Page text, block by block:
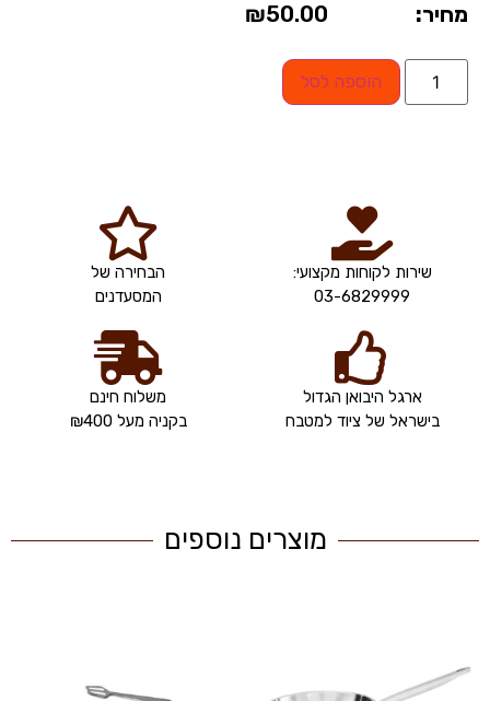
מחיר: ₪50.00
הוספה לסל
שירות לקוחות מקצועי:
03-6829999
הבחירה של
המסעדנים
ארגל היבואן הגדול
בישראל של ציוד למטבח
משלוח חינם
בקניה מעל ₪400
מוצרים נוספים